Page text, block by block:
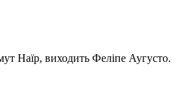
Наїр, виходить Феліпе Аугусто.